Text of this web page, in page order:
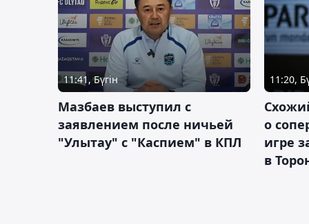
11:41, Бүгін
Мазбаев выступил с
заявлением после ничьей
"Улытау" с "Каспием" в КПЛ
11:20,
о
игре
в